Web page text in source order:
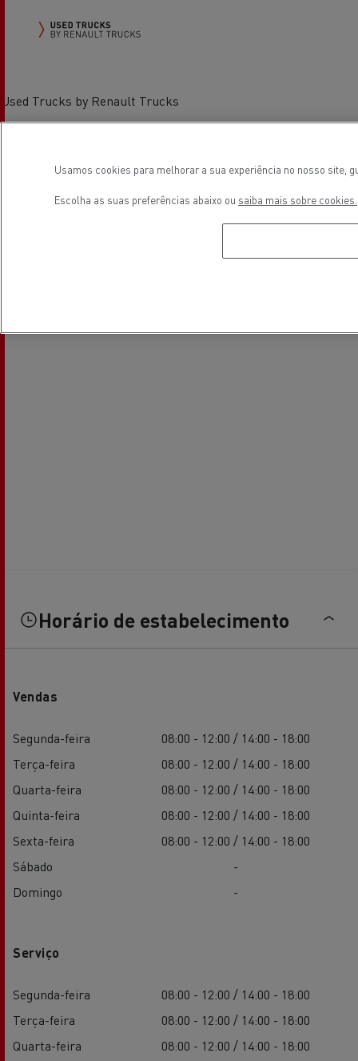
Used Trucks by Renault Trucks
Localização
Horário de estabelecimento
Vendas
Segunda-feira
08:00 - 12:00 / 14:00 - 18:00
Terça-feira
08:00 - 12:00 / 14:00 - 18:00
Quarta-feira
08:00 - 12:00 / 14:00 - 18:00
Quinta-feira
08:00 - 12:00 / 14:00 - 18:00
Sexta-feira
08:00 - 12:00 / 14:00 - 18:00
Sábado
-
Domingo
-
Serviço
Segunda-feira
08:00 - 12:00 / 14:00 - 18:00
Terça-feira
08:00 - 12:00 / 14:00 - 18:00
Quarta-feira
08:00 - 12:00 / 14:00 - 18:00
Usamos cookies para melhorar a sua experiência no nosso site,
Escolha as suas preferências abaixo ou saiba mais sobre cookies.